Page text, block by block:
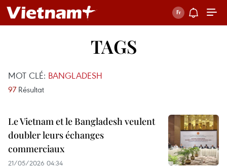
TAGS
MOT CLÉ: BANGLADESH
97 Résultat
Le Vietnam et le Bangladesh veulent
doubler leurs échanges
commerciaux
21/05/2026 04:34